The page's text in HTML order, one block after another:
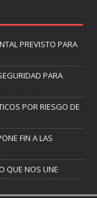
PREVISTO PARA
PARA
POR RIESGO DE
FIN A LAS
QUE NOS UNE